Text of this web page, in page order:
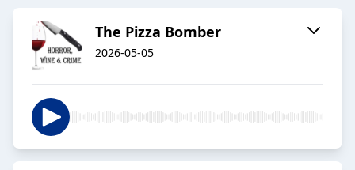
The Pizza Bomber
2026-05-05